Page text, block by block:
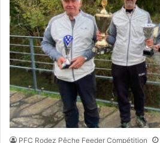
PFC Rodez Pêche Feeder Compétition